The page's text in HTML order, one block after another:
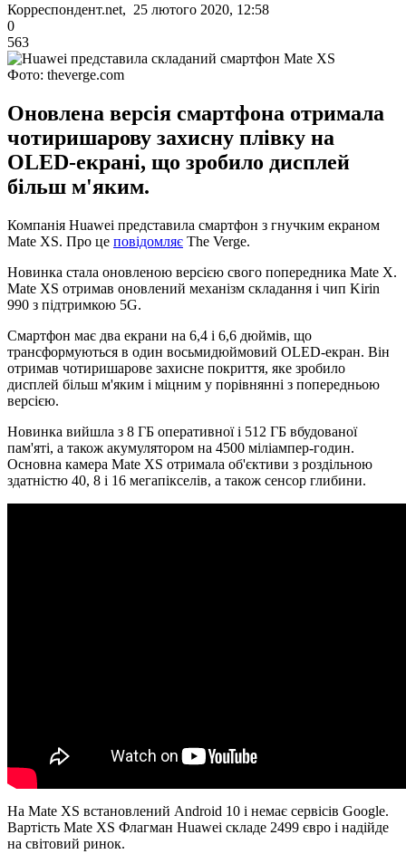
Корреспондент.net, 25 лютого 2020, 12:58
0
563
Фото: theverge.com
Оновлена версія смартфона отримала
чотиришарову захисну плівку на
OLED-екрані, що зробило дисплей
більш м'яким.
Компанія Huawei представила смартфон з гнучким екраном
Mate XS. Про це повідомляє The Verge.
Новинка стала оновленою версією свого попередника Mate X.
Mate XS отримав оновлений механізм складання і чип Kirin
990 з підтримкою 5G.
Смартфон має два екрани на 6,4 і 6,6 дюймів, що
трансформуються в один восьмидюймовий OLED-екран. Він
отримав чотиришарове захисне покриття, яке зробило
дисплей більш м'яким і міцним у порівнянні з попередньою
версією.
Новинка вийшла з 8 ГБ оперативної і 512 ГБ вбудованої
пам'яті, а також акумулятором на 4500 міліампер-годин.
Основна камера Mate XS отримала об'єктиви з роздільною
здатністю 40, 8 і 16 мегапікселів, а також сенсор глибини.
На Mate XS встановлений Android 10 і немає сервісів Google.
Вартість Mate XS Флагман Huawei складе 2499 євро і надійде
на світовий ринок.